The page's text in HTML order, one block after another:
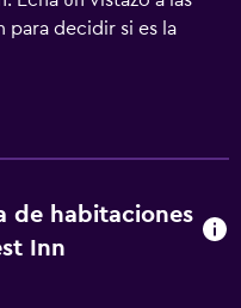
para decidir si es la
de habitaciones
Inn